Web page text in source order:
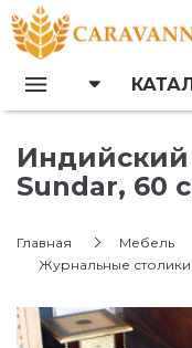
Sundar, 60
Главная Мебель
Журнальные столики